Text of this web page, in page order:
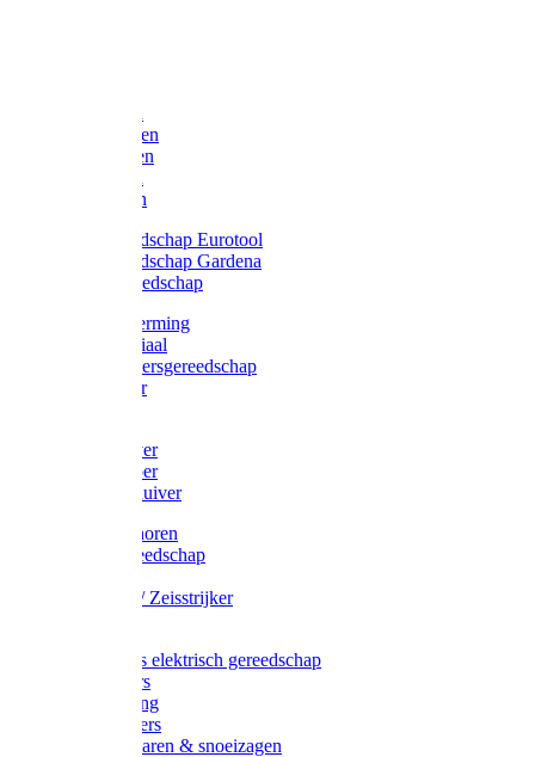
Gazonharken
Asfaltharken
Hooiharken
Handgereedschap Eurotool
Handgereedschap Gardena
Kindergereedschap
Kniebescherming
Afzetmateriaal
Stratenmakersgereedschap
Straathamer
Mestschuiver
Mestschraper
Sneeuwschuiver
Zeis toebehoren
Baggergereedschap
Wetstenen / Zeisstrijker
Accessoires elektrisch gereedschap
Grasmaaiers
Tuinreiniging
Robotmaaiers
Heggenscharen & snoeizagen